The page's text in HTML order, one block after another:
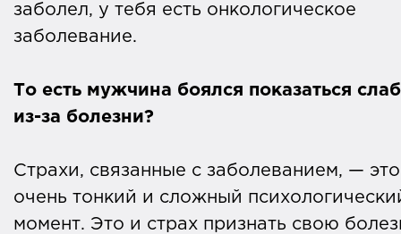
заболел, у тебя есть онкологическое
заболевание.
То есть мужчина боялся показаться
из-за болезни?
Страхи, связанные с заболеванием, — это
очень тонкий и сложный
момент. Это и страх признать свою